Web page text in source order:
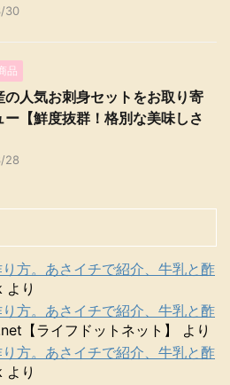
30
品
の人気お刺身セットをお取り寄
ー【鮮度抜群！格別な美味しさ
28
方。あさイチで紹介、牛乳と酢
より
方。あさイチで紹介、牛乳と酢
【ライフドットネット】
より
方。あさイチで紹介、牛乳と酢
より